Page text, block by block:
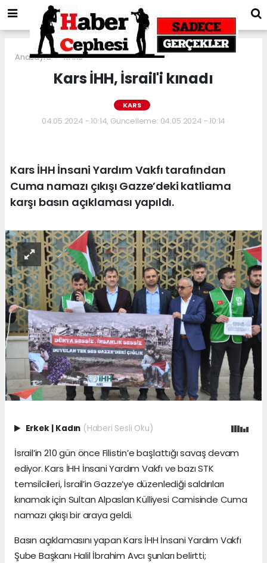
Anasayfa KARS
Kars İHH, İsrail'i kınadı
KARS
04.05.2024 - 10:14, Güncelleme: 04.05.2024 - 10:14
Kars İHH İnsani Yardım Vakfı tarafından
Cuma namazı çıkışı Gazze’deki katliama
karşı basın açıklaması yapıldı.
Erkek | Kadın (Haberi Sesli Oku)
İsrail’in 210 gün önce Filistin’e başlattığı savaş devam
ediyor. Kars İHH İnsani Yardım Vakfı ve bazı STK
temsilcileri, İsrail’in Gazze’ye düzenlediği saldırıları
kınamak için Sultan Alpaslan Külliyesi Camisinde Cuma
namazı çıkışı bir araya geldi.
Basın açıklamasını yapan Kars İHH İnsani Yardım Vakfı
Şube Başkanı Halil İbrahim Avcı şunları belirtti;